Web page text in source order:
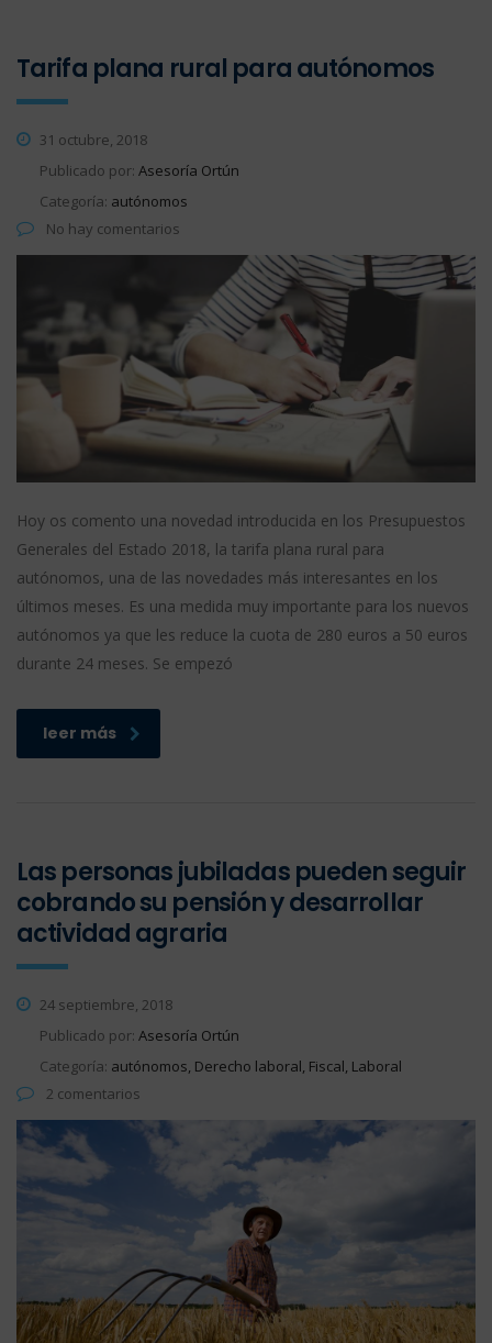
Tarifa plana rural para autónomos
31 octubre, 2018
Publicado por: Asesoría Ortún
Categoría: autónomos
No hay comentarios
Hoy os comento una novedad introducida en los Presupuestos
Generales del Estado 2018, la tarifa plana rural para
autónomos, una de las novedades más interesantes en los
últimos meses. Es una medida muy importante para los nuevos
autónomos ya que les reduce la cuota de 280 euros a 50 euros
durante 24 meses. Se empezó
leer más
Las personas jubiladas pueden seguir
cobrando su pensión y desarrollar
actividad agraria
24 septiembre, 2018
Publicado por: Asesoría Ortún
Categoría: autónomos, Derecho laboral, Fiscal, Laboral
2 comentarios